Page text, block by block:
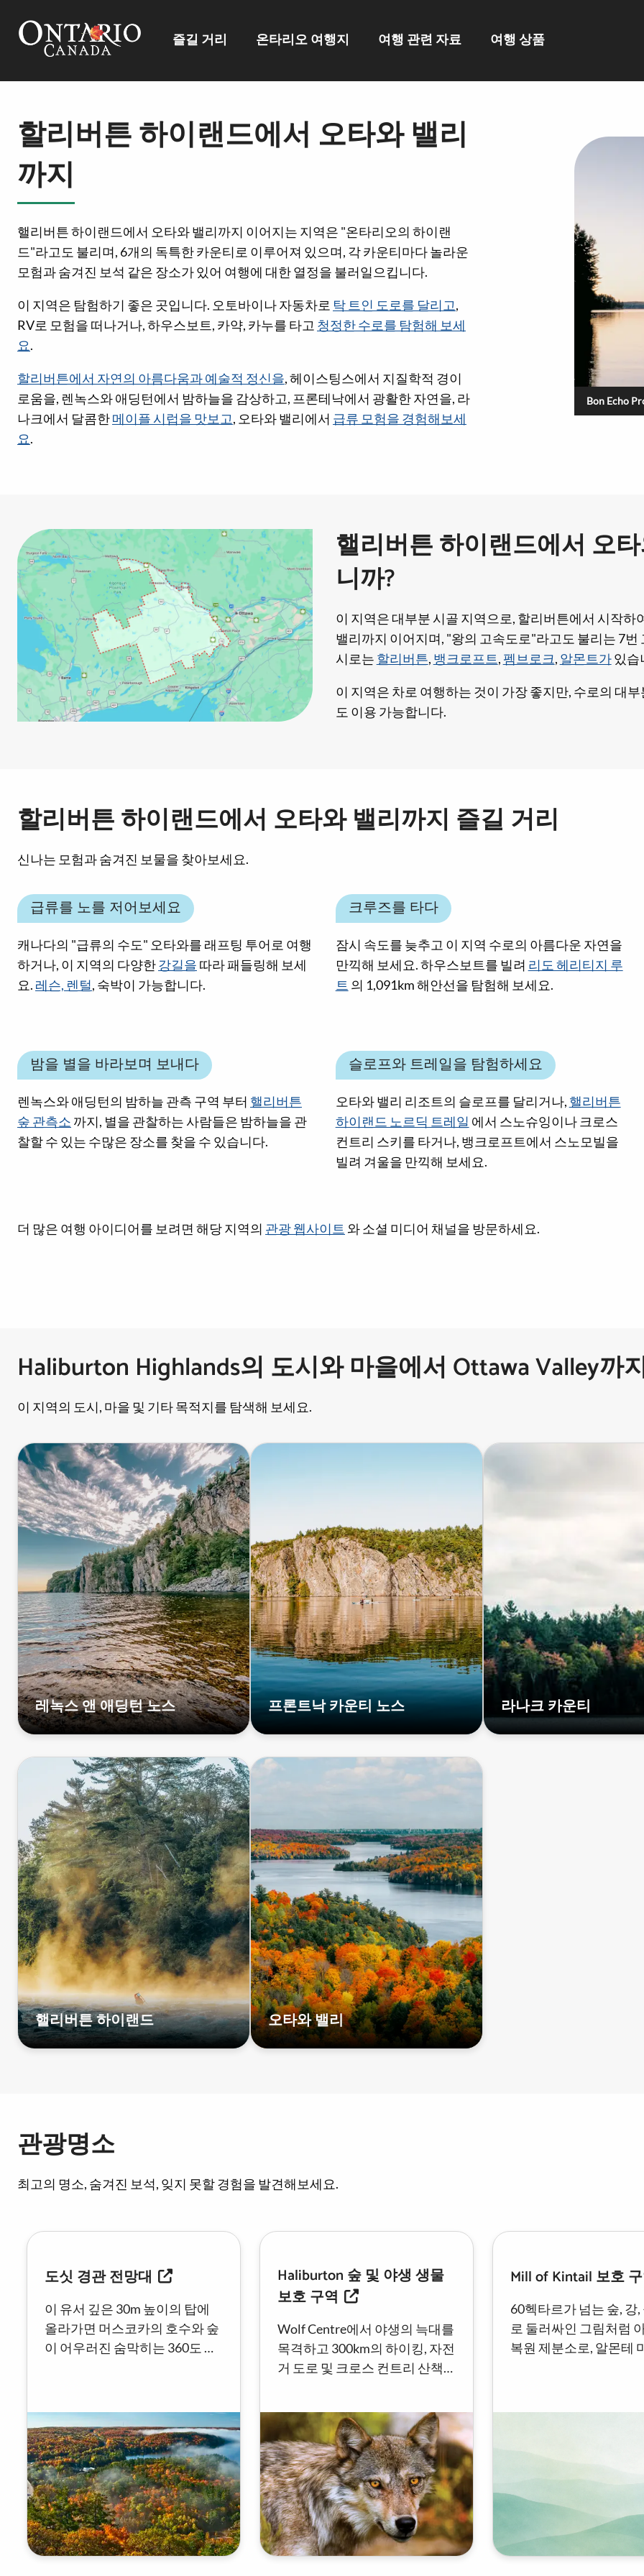
즐길 거리 온타리오 여행지 여행 관련 자료 여행 상품
할리버튼 하이랜드에서 오타와 밸리
까지
핼리버튼 하이랜드에서 오타와 밸리까지 이어지는 지역은 "온타리오의 하이랜
드"라고도 불리며, 6개의 독특한 카운티로 이루어져 있으며, 각 카운티마다 놀라운
모험과 숨겨진 보석 같은 장소가 있어 여행에 대한 열정을 불러일으킵니다.
이 지역은 탐험하기 좋은 곳입니다. 오토바이나 자동차로 탁 트인 도로를 달리고,
RV로 모험을 떠나거나, 하우스보트, 카약, 카누를 타고 청정한 수로를 탐험해 보세
요.
할리버튼에서 자연의 아름다움과 예술적 정신을, 헤이스팅스에서 지질학적 경이
로움을, 렌녹스와 애딩턴에서 밤하늘을 감상하고, 프론테낙에서 광활한 자연을, 라
나크에서 달콤한메이플 시럽을 맛보고, 오타와 밸리에서 급류 모험을 경험해보세
요.
Bon Echo
핼리버튼 하이랜드에서 오
니까?
이 지역은 대부분 시골 지역으로, 할리버튼에서 시작하
밸리까지 이어지며, "왕의 고속도로"라고도 불리는 7
시로는 할리버튼, 뱅크로프트, 펨브로크, 알몬트가있습
이 지역은 차로 여행하는 것이 가장 좋지만, 수로의 대
도 이용 가능합니다.
할리버튼 하이랜드에서 오타와 밸리까지 즐길 거리
신나는 모험과 숨겨진 보물을 찾아보세요.
급류를 노를 저어보세요
캐나다의 "급류의 수도" 오타와를 래프팅 투어로 여행
하거나, 이 지역의 다양한강길을 따라 패들링해 보세
요. 레슨, 렌털, 숙박이 가능합니다.
크루즈를 타다
잠시 속도를 늦추고 이 지역 수로의 아름다운 자연을
만끽해 보세요. 하우스보트를 빌려 리도 헤리티지 루
트 의 1,091km 해안선을 탐험해 보세요.
밤을 별을 바라보며 보내다
렌녹스와 애딩턴의 밤하늘 관측 구역 부터 핼리버튼
숲 관측소 까지, 별을 관찰하는 사람들은 밤하늘을 관
찰할 수 있는 수많은 장소를 찾을 수 있습니다.
슬로프와 트레일을 탐험하세요
오타와 밸리 리조트의 슬로프를 달리거나, 핼리버튼
하이랜드 노르딕 트레일 에서 스노슈잉이나 크로스
컨트리 스키를 타거나, 뱅크로프트에서 스노모빌을
빌려 겨울을 만끽해 보세요.
소셜 미디어 링크
더 많은 여행 아이디어를 보려면 해당 지역의 관광 웹사이트 와 소셜 미디어 채널을 방문하세요.
Haliburton Highlands의 도시와 마을에서 Ottawa Valley까
이 지역의 도시, 마을 및 기타 목적지를 탐색해 보세요.
레녹스 앤 애딩턴 노스 프론트낙 카운티 노스 라나크 카운티
핼리버튼 하이랜드 오타와 밸리
관광명소
최고의 명소, 숨겨진 보석, 잊지 못할 경험을 발견해보세요.
도싯 경관 전망대
이 유서 깊은 30m 높이의 탑에
올라가면 머스코카의 호수와 숲
이 어우러진 숨막히는 360도 파
Haliburton 숲 및 야생 생물
보호 구역
Wolf Centre에서 야생의 늑대를
목격하고 300km의 하이킹, 자전
거 도로 및 크로스 컨트리 산책
Mill of Kintail 보호
60헥타르가 넘는 숲, 강
로 둘러싸인 그림처럼
복원 제분소로, 알몬테